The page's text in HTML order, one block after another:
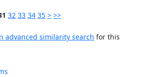
32 33 34 35 > >>
advanced similarity search for this